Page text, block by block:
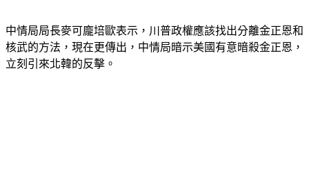
中情局局長麥可龐培歐表示，川普政權應該找出分離金正恩和
核武的方法，現在更傳出，中情局暗示美國有意暗殺金正恩，
立刻引來北韓的反擊。